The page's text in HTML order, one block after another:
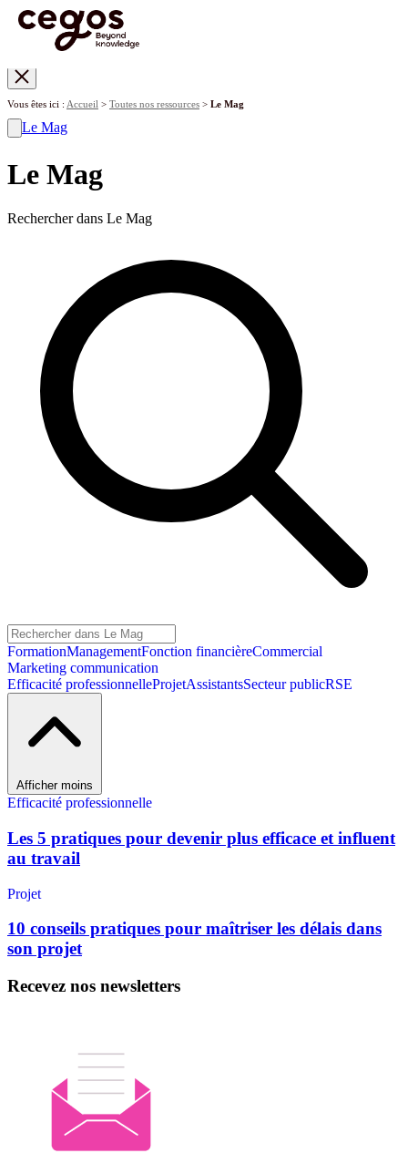
Vous êtes ici : Accueil > Toutes nos ressources > Le Mag
Le Mag
Le Mag
Rechercher dans Le Mag
FormationManagementFonction financièreCommercial
Marketing communication
Efficacité professionnelleProjetAssistantsSecteur publicRSE
Afficher moins
Efficacité professionnelle
Les 5 pratiques pour devenir plus efficace et influent
au travail
Projet
10 conseils pratiques pour maîtriser les délais dans
son projet
Recevez nos newsletters